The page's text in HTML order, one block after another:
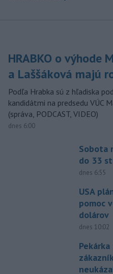
HRABKO o výhode
a Laššáková majú
Podľa Hrabka sú z hľadiska
kandidátmi na predsedu VÚC
(správa, PODCAST, VIDEO)
dnes 6:00
Sobota
do 33
dnes 6:55
USA
pomoc
dolárov
dnes 10:02